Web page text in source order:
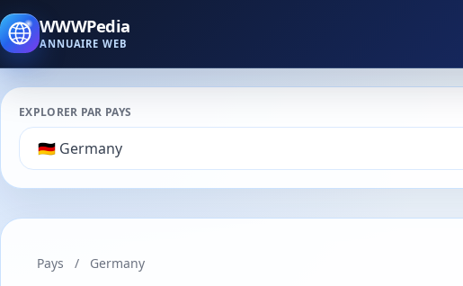
WWWPedia
ANNUAIRE WEB
EXPLORER PAR PAYS
Pays /
Germany